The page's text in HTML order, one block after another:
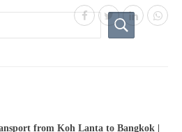
from Koh Lanta to Bangkok |